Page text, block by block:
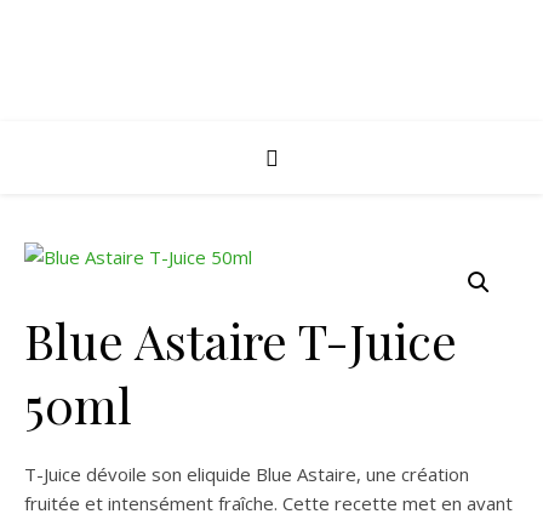
Blue Astaire T-Juice
50ml
T-Juice dévoile son eliquide Blue Astaire, une création
fruitée et intensément fraîche. Cette recette met en avant